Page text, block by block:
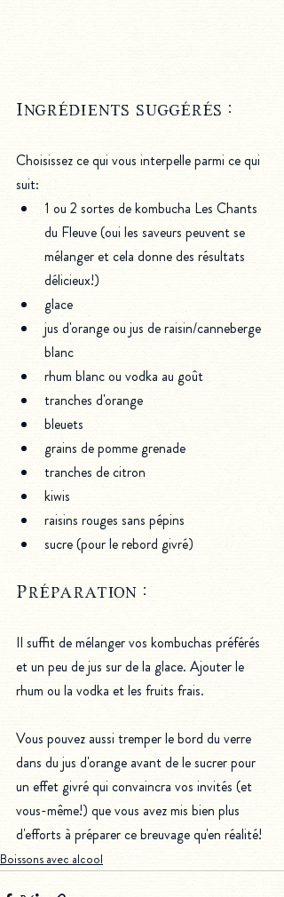
Ingrédients suggérés :
Choisissez ce qui vous interpelle parmi ce qui
suit:
1 ou 2 sortes de kombucha Les Chants
du Fleuve (oui les saveurs peuvent se
mélanger et cela donne des résultats
délicieux!)
glace
jus d'orange ou jus de raisin/canneberge
blanc
rhum blanc ou vodka au goût
tranches d'orange
bleuets
grains de pomme grenade
tranches de citron
kiwis
raisins rouges sans pépins
sucre (pour le rebord givré)
Préparation :
Il suffit de mélanger vos kombuchas préférés
et un peu de jus sur de la glace. Ajouter le
rhum ou la vodka et les fruits frais.
Vous pouvez aussi tremper le bord du verre
dans du jus d'orange avant de le sucrer pour
un effet givré qui convaincra vos invités (et
vous-même!) que vous avez mis bien plus
d'efforts à préparer ce breuvage qu'en réalité!
Boissons avec alcool